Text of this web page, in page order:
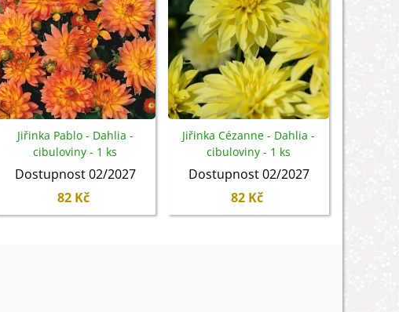
Jiřinka Pablo - Dahlia -
cibuloviny - 1 ks
Dostupnost 02/2027
82 Kč
Jiřinka Cézanne - Dahlia -
cibuloviny - 1 ks
Dostupnost 02/2027
82 Kč